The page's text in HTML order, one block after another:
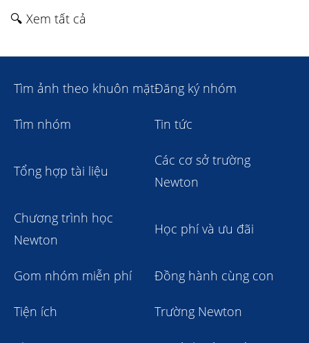
🔍 Xem tất cả
Tìm ảnh theo khuôn mặtĐăng ký nhóm
Tìm nhóm Tin tức
Tổng hợp tài liệu
Các cơ sở trường
Newton
Chương trình học
Newton
Học phí và ưu đãi
Gom nhóm miễn phí Đồng hành cùng con
Tiện ích Trường Newton